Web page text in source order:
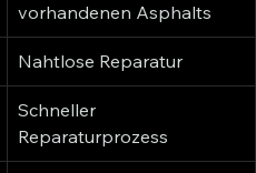
vorhandenen Asphalts
Nahtlose Reparatur
Schneller
Reparaturprozess